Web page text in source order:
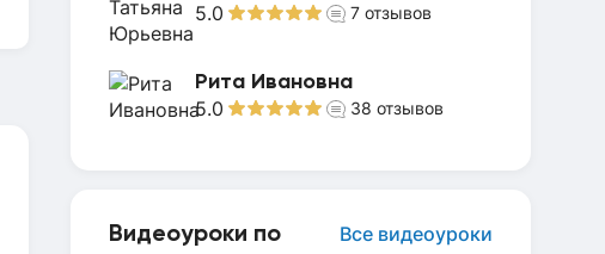
5.0 7 отзывов
Рита Ивановна
5.0 38 отзывов
Видеоуроки по
Все видеоуроки